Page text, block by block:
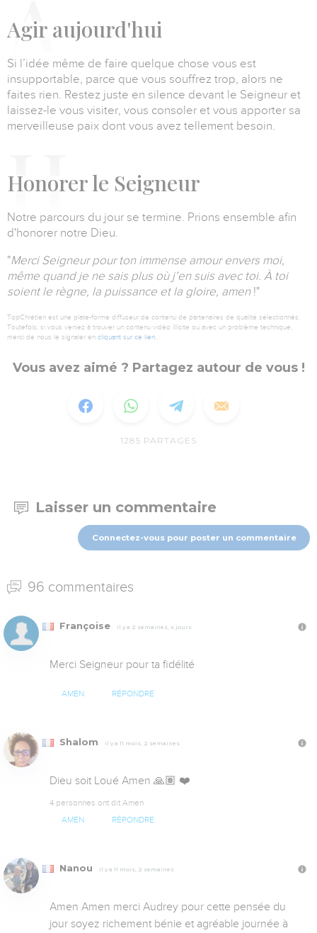
Agir aujourd'hui
Si l’idée même de faire quelque chose vous est
insupportable, parce que vous souffrez trop, alors ne
faites rien. Restez juste en silence devant le Seigneur et
laissez-le vous visiter, vous consoler et vous apporter sa
merveilleuse paix dont vous avez tellement besoin.
Honorer le Seigneur
Notre parcours du jour se termine. Prions ensemble afin
d'honorer notre Dieu.
"Merci Seigneur pour ton immense amour envers moi,
même quand je ne sais plus où j’en suis avec toi. À toi
soient le règne, la puissance et la gloire, amen !"
TopChrétien est une plate-forme diffuseur de contenu de partenaires de qualité sélectionnés.
Toutefois, si vous veniez à trouver un contenu vidéo illicite ou avec un problème technique,
merci de nous le signaler en cliquant sur ce lien.
Vous avez aimé ? Partagez autour de vous !
1285 PARTAGES
Laisser un commentaire
Connectez-vous pour poster un commentaire
96 commentaires
Françoise Il y a 2 semaines, 4 jours
Merci Seigneur pour ta fidélité
AMEN RÉPONDRE
Shalom Il y a 11 mois, 2 semaines
Dieu soit Loué Amen 🙏🏽 ❤️
4 personnes ont dit Amen
AMEN RÉPONDRE
Nanou Il y a 11 mois, 2 semaines
Amen Amen merci Audrey pour cette pensée du
jour soyez richement bénie et agréable journée à